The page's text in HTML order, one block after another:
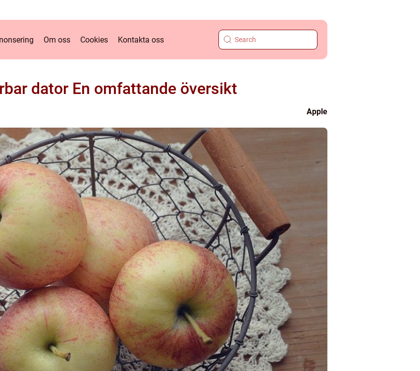
Om oss Cookies Kontakta oss
dator En omfattande översikt
Apple